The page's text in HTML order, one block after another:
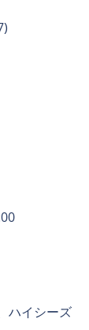
ハイシーズ